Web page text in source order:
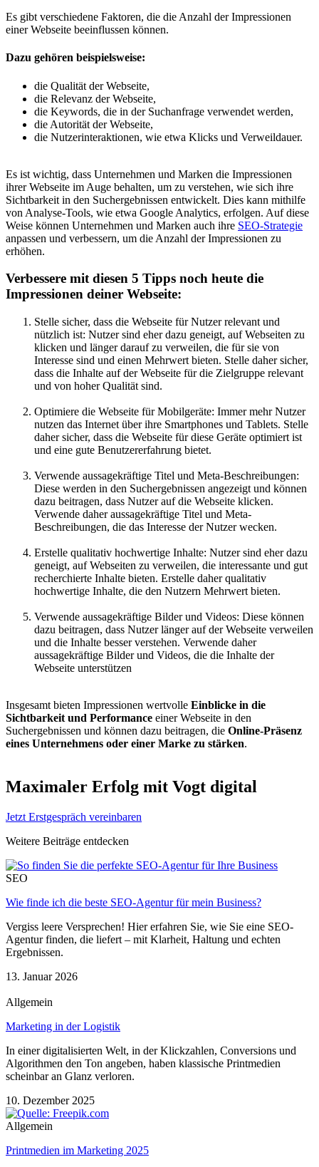
Es gibt verschiedene Faktoren, die die Anzahl der Impressionen
einer Webseite beeinflussen können.
Dazu gehören beispielsweise:
die Qualität der Webseite,
die Relevanz der Webseite,
die Keywords, die in der Suchanfrage verwendet werden,
die Autorität der Webseite,
die Nutzerinteraktionen, wie etwa Klicks und Verweildauer.
Es ist wichtig, dass Unternehmen und Marken die Impressionen
ihrer Webseite im Auge behalten, um zu verstehen, wie sich ihre
Sichtbarkeit in den Suchergebnissen entwickelt. Dies kann mithilfe
von Analyse-Tools, wie etwa Google Analytics, erfolgen. Auf diese
Weise können Unternehmen und Marken auch ihre SEO-Strategie
anpassen und verbessern, um die Anzahl der Impressionen zu
erhöhen.
Verbessere mit diesen 5 Tipps noch heute die
Impressionen deiner Webseite:
Stelle sicher, dass die Webseite für Nutzer relevant und
nützlich ist: Nutzer sind eher dazu geneigt, auf Webseiten zu
klicken und länger darauf zu verweilen, die für sie von
Interesse sind und einen Mehrwert bieten. Stelle daher sicher,
dass die Inhalte auf der Webseite für die Zielgruppe relevant
und von hoher Qualität sind.
Optimiere die Webseite für Mobilgeräte: Immer mehr Nutzer
nutzen das Internet über ihre Smartphones und Tablets. Stelle
daher sicher, dass die Webseite für diese Geräte optimiert ist
und eine gute Benutzererfahrung bietet.
Verwende aussagekräftige Titel und Meta-Beschreibungen:
Diese werden in den Suchergebnissen angezeigt und können
dazu beitragen, dass Nutzer auf die Webseite klicken.
Verwende daher aussagekräftige Titel und Meta-
Beschreibungen, die das Interesse der Nutzer wecken.
Erstelle qualitativ hochwertige Inhalte: Nutzer sind eher dazu
geneigt, auf Webseiten zu verweilen, die interessante und gut
recherchierte Inhalte bieten. Erstelle daher qualitativ
hochwertige Inhalte, die den Nutzern Mehrwert bieten.
Verwende aussagekräftige Bilder und Videos: Diese können
dazu beitragen, dass Nutzer länger auf der Webseite verweilen
und die Inhalte besser verstehen. Verwende daher
aussagekräftige Bilder und Videos, die die Inhalte der
Webseite unterstützen
Insgesamt bieten Impressionen wertvolle Einblicke in die
Sichtbarkeit und Performance einer Webseite in den
Suchergebnissen und können dazu beitragen, die Online-Präsenz
eines Unternehmens oder einer Marke zu stärken.
Maximaler Erfolg mit Vogt digital
Jetzt Erstgespräch vereinbaren
Weitere Beiträge entdecken
SEO
Wie finde ich die beste SEO-Agentur für mein Business?
Vergiss leere Versprechen! Hier erfahren Sie, wie Sie eine SEO-
Agentur finden, die liefert – mit Klarheit, Haltung und echten
Ergebnissen.
13. Januar 2026
Allgemein
Marketing in der Logistik
In einer digitalisierten Welt, in der Klickzahlen, Conversions und
Algorithmen den Ton angeben, haben klassische Printmedien
scheinbar an Glanz verloren.
10. Dezember 2025
Allgemein
Printmedien im Marketing 2025